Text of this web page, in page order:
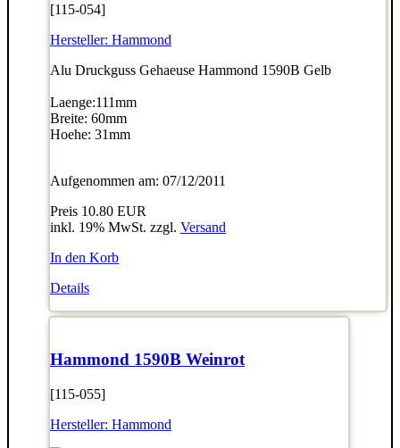
[115-054]
Hersteller: Hammond
Alu Druckguss Gehaeuse Hammond 1590B Gelb
Laenge:111mm
Breite: 60mm
Hoehe: 31mm
Aufgenommen am: 07/12/2011
Preis 10.80 EUR
inkl. 19% MwSt. zzgl. Versand
In den Korb
Details
Hammond 1590B Weinrot
[115-055]
Hersteller: Hammond